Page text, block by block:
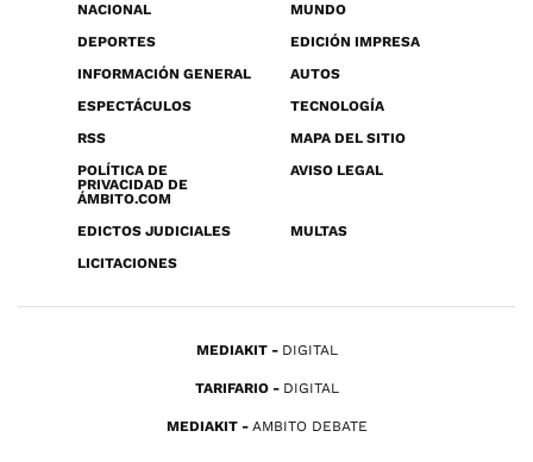
NACIONAL
MUNDO
DEPORTES
EDICIÓN IMPRESA
INFORMACIÓN GENERAL
AUTOS
ESPECTÁCULOS
TECNOLOGÍA
RSS
MAPA DEL SITIO
POLÍTICA DE
PRIVACIDAD DE
ÁMBITO.COM
AVISO LEGAL
EDICTOS JUDICIALES
MULTAS
LICITACIONES
MEDIAKIT DIGITAL
TARIFARIO DIGITAL
MEDIAKIT AMBITO DEBATE